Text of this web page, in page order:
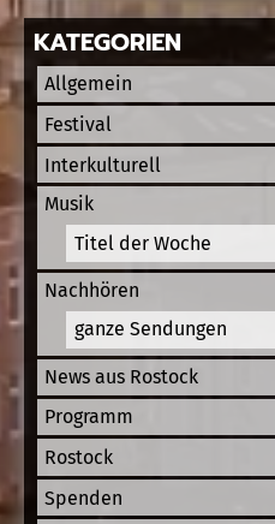
KATEGORIEN
Allgemein
Festival
Interkulturell
Musik
Titel der Woche
Nachhören
ganze Sendungen
News aus Rostock
Programm
Rostock
Spenden